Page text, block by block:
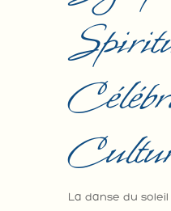
La danse du